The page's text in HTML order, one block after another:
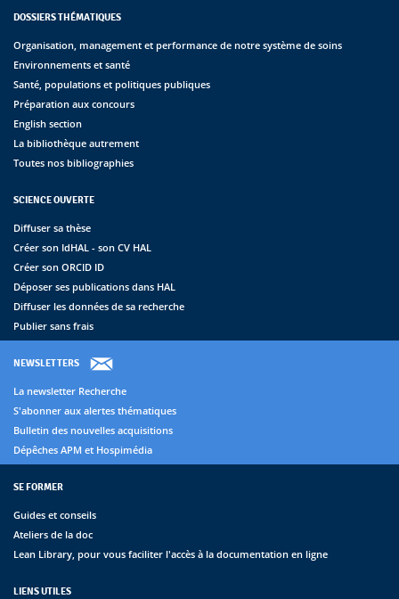
DOSSIERS THÉMATIQUES
Organisation, management et performance de notre système de soins
Environnements et santé
Santé, populations et politiques publiques
Préparation aux concours
English section
La bibliothèque autrement
Toutes nos bibliographies
SCIENCE OUVERTE
Diffuser sa thèse
Créer son IdHAL - son CV HAL
Créer son ORCID ID
Déposer ses publications dans HAL
Diffuser les données de sa recherche
Publier sans frais
NEWSLETTERS
La newsletter Recherche
S'abonner aux alertes thématiques
Bulletin des nouvelles acquisitions
Dépêches APM et Hospimédia
SE FORMER
Guides et conseils
Ateliers de la doc
Lean Library, pour vous faciliter l'accès à la documentation en ligne
LIENS UTILES